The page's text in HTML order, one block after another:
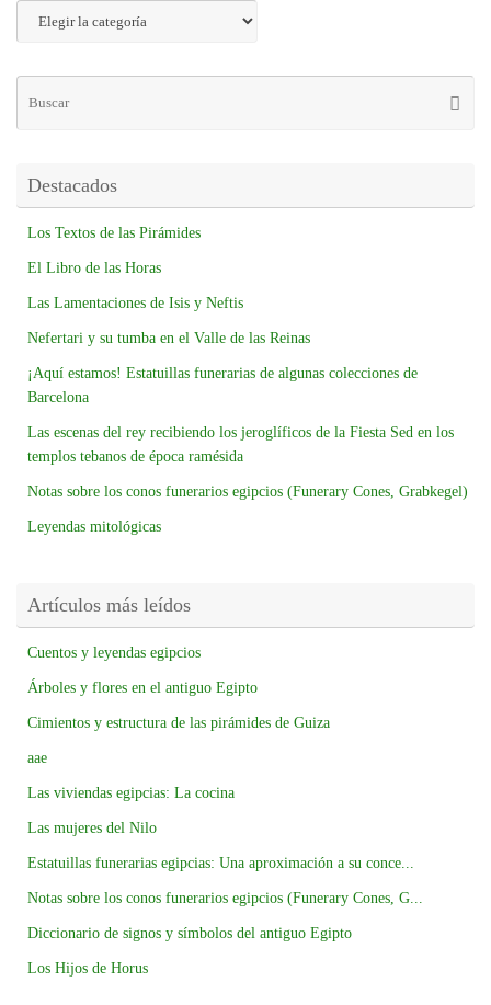
Destacados
Los Textos de las Pirámides
El Libro de las Horas
Las Lamentaciones de Isis y Neftis
Nefertari y su tumba en el Valle de las Reinas
¡Aquí estamos! Estatuillas funerarias de algunas colecciones de
Barcelona
Las escenas del rey recibiendo los jeroglíficos de la Fiesta Sed en los
templos tebanos de época ramésida
Notas sobre los conos funerarios egipcios (Funerary Cones, Grabkegel)
Leyendas mitológicas
Artículos más leídos
Cuentos y leyendas egipcios
Árboles y flores en el antiguo Egipto
Cimientos y estructura de las pirámides de Guiza
aae
Las viviendas egipcias: La cocina
Las mujeres del Nilo
Estatuillas funerarias egipcias: Una aproximación a su conce...
Notas sobre los conos funerarios egipcios (Funerary Cones, G...
Diccionario de signos y símbolos del antiguo Egipto
Los Hijos de Horus